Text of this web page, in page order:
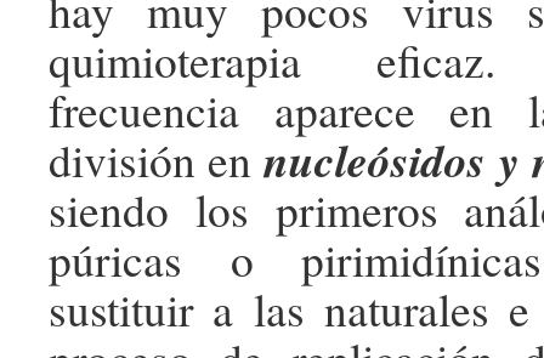
quimioterapia
frecuencia aparece en
división ennucleósidos y
siendo los primeros
púricas o
sustituir a las naturales